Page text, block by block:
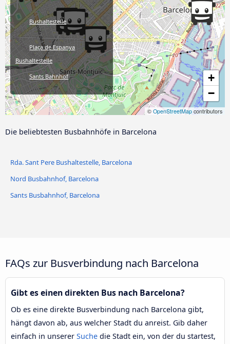
+
−
© OpenStreetMap contributors
Bushaltestelle
Plaça de Espanya
Bushaltestelle
Sants Bahnhof
María Cristina Bushaltestelle
Pla de Palau Bushaltestelle
Die beliebtesten Busbahnhöfe in Barcelona
Rda. Sant Pere Bushaltestelle, Barcelona
Nord Busbahnhof, Barcelona
Sants Busbahnhof, Barcelona
FAQs zur Busverbindung nach Barcelona
Gibt es einen direkten Bus nach Barcelona?
Ob es eine direkte Busverbindung nach Barcelona gibt,
hängt davon ab, aus welcher Stadt du anreist. Gib daher
einfach in unserer Suche die Stadt ein, von der du startest,